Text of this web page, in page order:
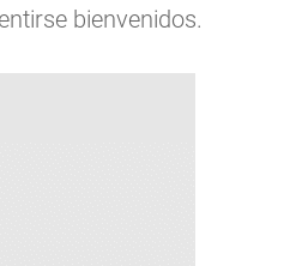
bienvenidos.